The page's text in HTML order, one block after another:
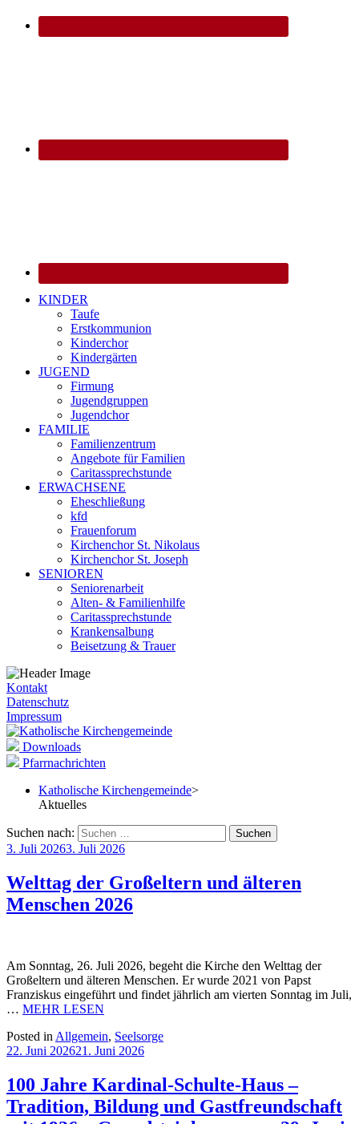
KINDER
Taufe
Erstkommunion
Kinderchor
Kindergärten
JUGEND
Firmung
Jugendgruppen
Jugendchor
FAMILIE
Familienzentrum
Angebote für Familien
Caritassprechstunde
ERWACHSENE
Eheschließung
kfd
Frauenforum
Kirchenchor St. Nikolaus
Kirchenchor St. Joseph
SENIOREN
Seniorenarbeit
Alten- & Familienhilfe
Caritassprechstunde
Krankensalbung
Beisetzung & Trauer
Kontakt
Datenschutz
Impressum
Downloads
Pfarrnachrichten
Katholische Kirchengemeinde>
Aktuelles
Suchen nach:
3. Juli 20263. Juli 2026
Welttag der Großeltern und älteren
Menschen 2026
Am Sonntag, 26. Juli 2026, begeht die Kirche den Welttag der
Großeltern und älteren Menschen. Er wurde 2021 von Papst
Franziskus eingeführt und findet jährlich am vierten Sonntag im Juli,
… MEHR LESEN
Posted in Allgemein, Seelsorge
22. Juni 202621. Juni 2026
100 Jahre Kardinal-Schulte-Haus –
Tradition, Bildung und Gastfreundschaft